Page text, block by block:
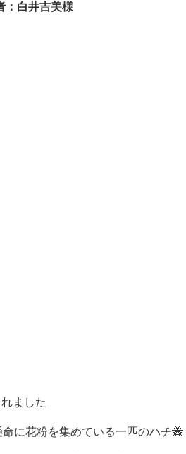
白井吉美様
ました
に花粉を集めている一匹のハチ